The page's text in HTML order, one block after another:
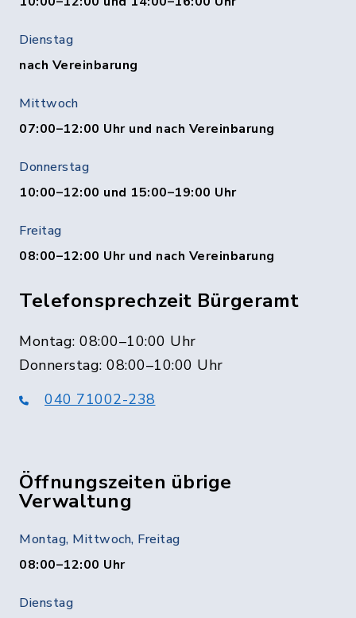
Dienstag
nach Vereinbarung
Mittwoch
07:00–12:00 Uhr und nach Vereinbarung
Donnerstag
10:00–12:00 und 15:00–19:00 Uhr
Freitag
08:00–12:00 Uhr und nach Vereinbarung
Telefonsprechzeit Bürgeramt
Montag: 08:00–10:00 Uhr
Donnerstag: 08:00–10:00 Uhr
040 71002-238
Öffnungszeiten übrige
Verwaltung
Montag, Mittwoch, Freitag
08:00–12:00 Uhr
Dienstag